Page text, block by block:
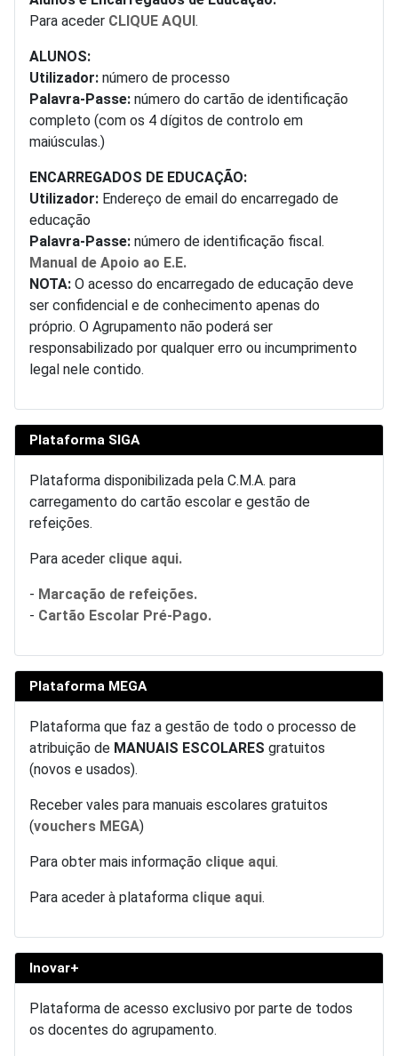
Para aceder CLIQUE AQUI .
ALUNOS:
Utilizador: número de processo
Palavra-Passe: número do cartão de identificação
completo (com os 4 dígitos de controlo em
maiúsculas.)
ENCARREGADOS DE EDUCAÇÃO:
Utilizador: Endereço de email do encarregado de
educação
Palavra-Passe: número de identificação fiscal.
Manual de Apoio ao E.E.
NOTA: O acesso do encarregado de educação deve
ser confidencial e de conhecimento apenas do
próprio. O Agrupamento não poderá ser
responsabilizado por qualquer erro ou incumprimento
legal nele contido.
Plataforma SIGA
Plataforma disponibilizada pela C.M.A. para
carregamento do cartão escolar e gestão de
refeições.
Para aceder clique aqui.
- Marcação de refeições.
- Cartão Escolar Pré-Pago.
Plataforma MEGA
Plataforma que faz a gestão de todo o processo de
atribuição de MANUAIS ESCOLARES gratuitos
(novos e usados).
Receber vales para manuais escolares gratuitos
(vouchers MEGA)
Para obter mais informação clique aqui.
Para aceder à plataforma clique aqui.
Inovar+
Plataforma de acesso exclusivo por parte de todos
os docentes do agrupamento.